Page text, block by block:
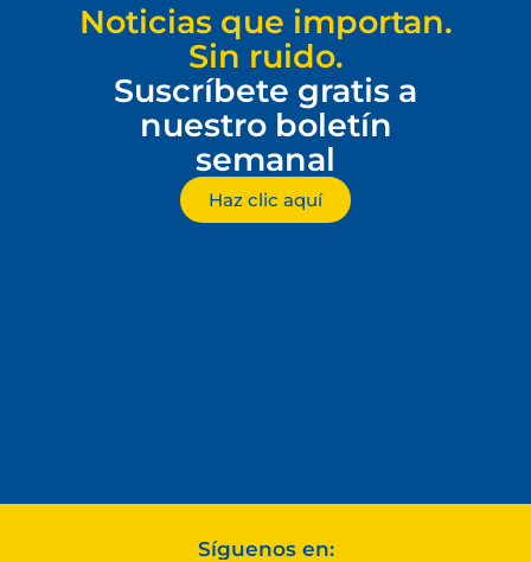
Noticias que importan.
Sin ruido.
Suscríbete gratis a
nuestro boletín
semanal
Haz clic aquí
Síguenos en: